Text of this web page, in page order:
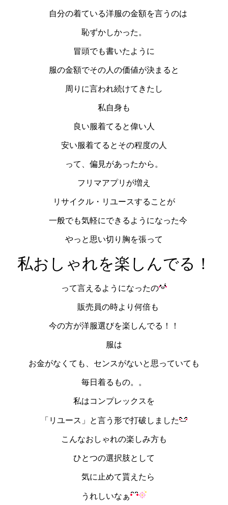
自分の着ている洋服の金額を言うのは
恥ずかしかった。
冒頭でも書いたように
服の金額でその人の価値が決まると
周りに言われ続けてきたし
私自身も
良い服着てると偉い人
安い服着てるとその程度の人
って、偏見があったから。
フリマアプリが増え
リサイクル・リユースすることが
一般でも気軽にできるようになった今
やっと思い切り胸を張って
私おしゃれを楽しんでる！
って言えるようになったの
販売員の時より何倍も
今の方が洋服選びを楽しんでる！！
服は
お金がなくても、センスがないと思っていても
毎日着るもの。。
私はコンプレックスを
「リユース」と言う形で打破しました
こんなおしゃれの楽しみ方も
ひとつの選択肢として
気に止めて貰えたら
うれしいなぁ